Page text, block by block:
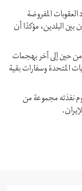
المفروضة
البلدين، مؤكدًا أن
من حين إلى آخر بهجمات
المتحدة وسفارات بقية
نفذته مجموعة من